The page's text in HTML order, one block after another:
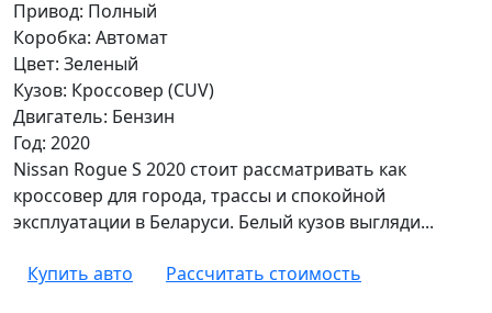
Привод: Полный
Коробка: Автомат
Цвет: Зеленый
Кузов: Кроссовер (CUV)
Двигатель: Бензин
Год: 2020
Nissan Rogue S 2020 стоит рассматривать как
кроссовер для города, трассы и спокойной
эксплуатации в Беларуси. Белый кузов выгляди...
Купить авто Рассчитать стоимость